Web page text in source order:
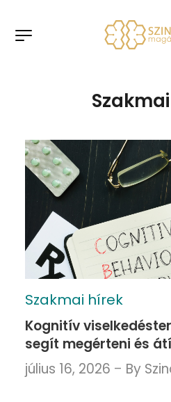
Szakmai hírek
Kognitív
segít megérteni és
fenntartó
július 16, 2026 By